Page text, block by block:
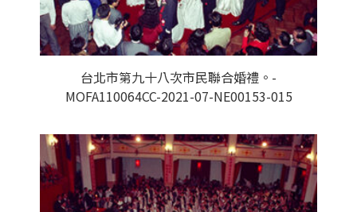
台北市第九十八次市民聯合婚禮。-
MOFA110064CC-2021-07-NE00153-015